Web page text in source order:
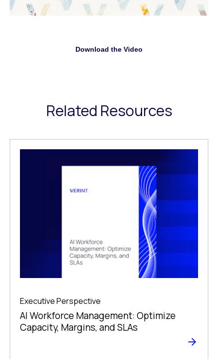
Download the Video
Related Resources
Executive Perspective
AI Workforce Management: Optimize
Capacity, Margins, and SLAs